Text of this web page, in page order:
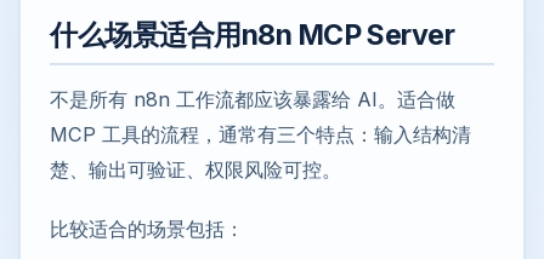
什么场景适合用n8n MCP Server
不是所有 n8n 工作流都应该暴露给 AI。适合做
MCP 工具的流程，通常有三个特点：输入结构清
楚、输出可验证、权限风险可控。
比较适合的场景包括：